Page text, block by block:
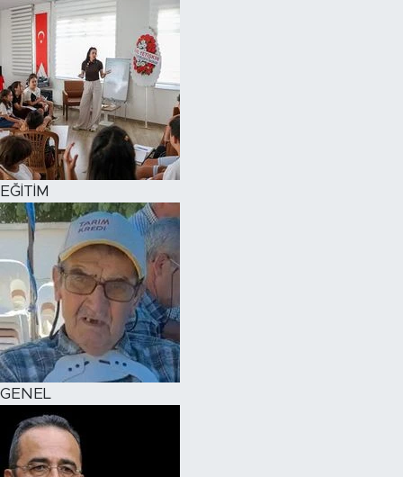
EĞİTİM
GENEL